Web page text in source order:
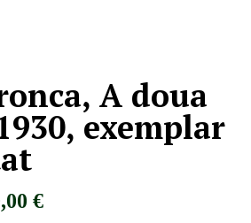
A doua
exemplar
€